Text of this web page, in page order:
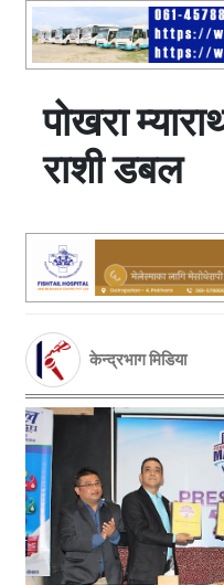
पोखरा
राशी डबल
केन्द्रभाग मिडिया